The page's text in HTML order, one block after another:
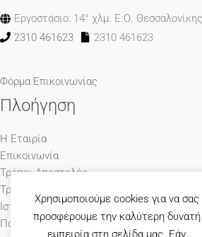
Εργοστάσιο: 14° χλμ. Ε.Ο.
2310 461623
2310 461623
Φόρμα Επικοινωνίας
Πλοήγηση
Η Εταιρία
Επικοινωνία
Τρόποι Αποστολής
Τρόποι Πληρωμής
Ιστολόγιο
Πολιτική Απορρήτου
Χρησιμοποιούμε cookies για να σας
προσφέρουμε την καλύτερη δυνατή
εμπειρία στη σελίδα μας. Εάν